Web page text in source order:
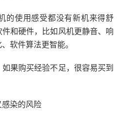
的使用感受都没有新机来得舒
和硬件，比如风机更静音、响
软件算法更智能。
果购买经验不足，很容易买到
染的风险